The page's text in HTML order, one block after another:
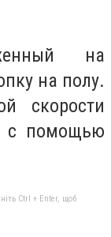
на
на полу.
скорости
с помощью
Ctrl + Enter, щоб